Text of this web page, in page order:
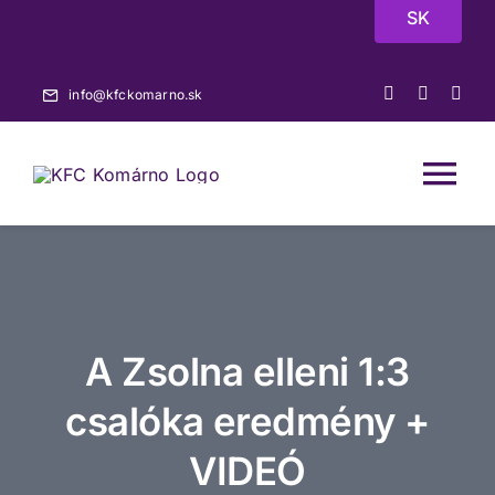
SK
info@kfckomarno.sk
A Zsolna elleni 1:3
csalóka eredmény +
VIDEÓ